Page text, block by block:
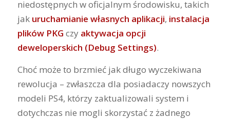
niedostępnych w oficjalnym środowisku, takich
jak uruchamianie własnych aplikacji, instalacja
plików PKG czy aktywacja opcji
deweloperskich (Debug Settings).
Choć może to brzmieć jak długo wyczekiwana
rewolucja – zwłaszcza dla posiadaczy nowszych
modeli PS4, którzy zaktualizowali system i
dotychczas nie mogli skorzystać z żadnego